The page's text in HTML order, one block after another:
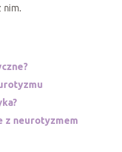
nim.
z neurotyzmem